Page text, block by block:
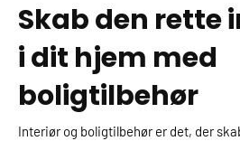
Skab den rette
i dit hjem med
boligtilbehør
Interiør og boligtilbehør er det, der